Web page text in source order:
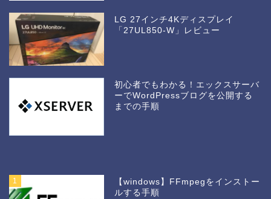
LG 27インチ4Kディスプレイ
「27UL850-W」レビュー
初心者でもわかる！エックスサーバ
ーでWordPressブログを公開する
までの手順
1
【windows】FFmpegをインストー
ルする手順